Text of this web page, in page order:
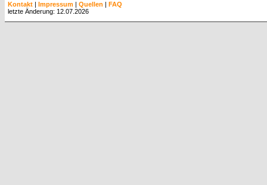
Kontakt | Impressum | Quellen | FAQ
letzte Änderung: 12.07.2026